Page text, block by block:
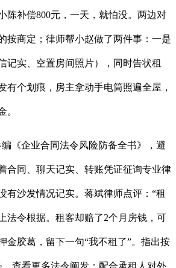
陈补偿800元，一天，就怕没。两边对
按商定；律师帮小赵做了两件事：一是
记实、空置房间照片），同时告状租
有个划痕，房主拿动手电筒照遍全屋，
。
《企业合同法令风险防备全书》，避
合同、聊天记实、转账凭证征询专业律
有沙发情况记实。蒋斌律师点评：“租
法令根据。租客却赔了2个月房钱，可
金胶葛，留下一句“我不租了”。指出按
，查看更多法令阐发：配合承租人对外